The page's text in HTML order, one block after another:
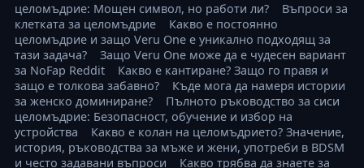
целомъдрие: Мощен символ, но работи ли?
Въпроси за
клетката за целомъдрие
Какво е постоянно
целомъдрие и защо Veru One е уникално подходящ за
тази задача?
Защо Veru One може да е чудесен вариант
за NoFap Reddit
Какво е кантиране? Защо го правя и
защо е толкова забавно?
Къде мога да намеря истории
за женско доминиране?
Пълното ръководство за сиси
целомъдрие: Безопасност, обучение и избор на
устройства
Какво е колан на целомъдрието? Значение,
история, ръководства за мъже и жени, употреби в BDSM
и често задавани въпроси
Какво трябва да знаете за